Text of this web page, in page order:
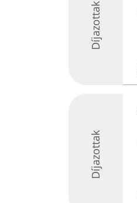
Díjazottak
Díjazottak